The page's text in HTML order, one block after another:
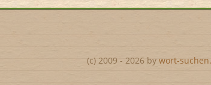
(c) 2009 - 2026 by wort-